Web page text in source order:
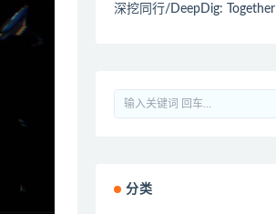
深挖同行/DeepDig: Together
分类